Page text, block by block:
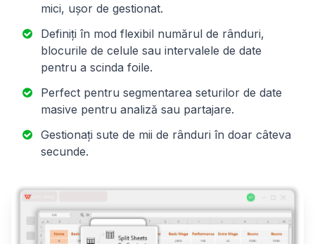
mici, ușor de gestionat.
Definiți în mod flexibil numărul de rânduri,
blocurile de celule sau intervalele de date
pentru a scinda foile.
Perfect pentru segmentarea seturilor de date
masive pentru analiză sau partajare.
Gestionați sute de mii de rânduri în doar câteva
secunde.